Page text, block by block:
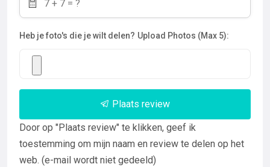
Heb je foto's die je wilt delen? Upload Photos (Max 5):
Plaats review
Door op "Plaats review" te klikken, geef ik
toestemming om mijn naam en review te delen op het
web. (e-mail wordt niet gedeeld)